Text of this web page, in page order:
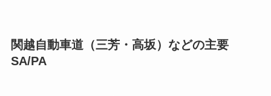
関越自動車道（三芳・高坂）などの主要
SA/PA